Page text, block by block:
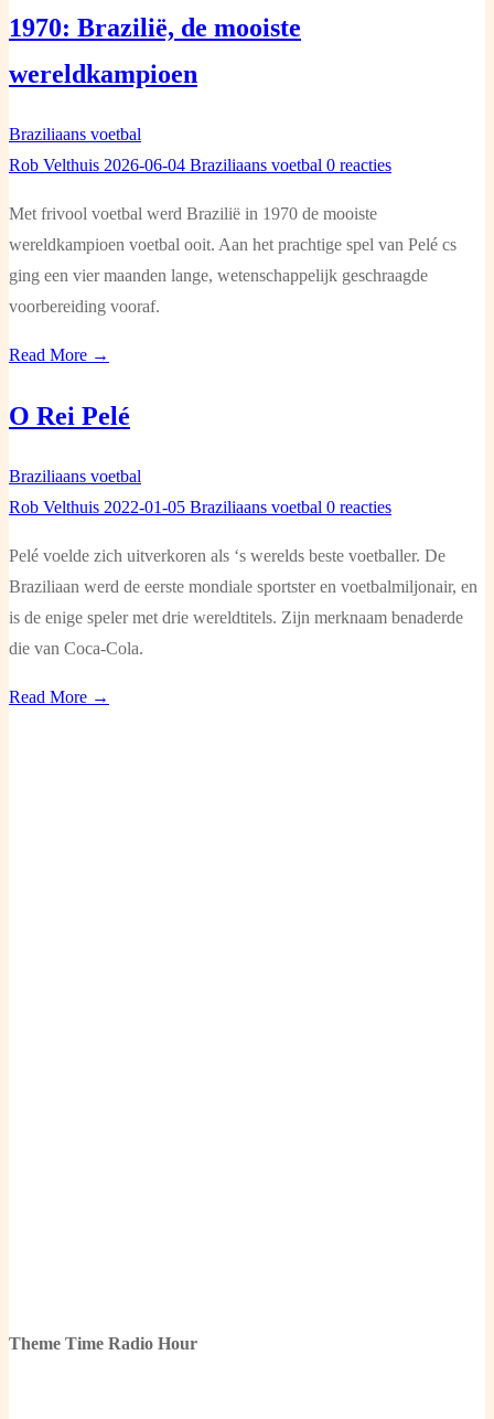
1970: Brazilië, de mooiste
wereldkampioen
Braziliaans voetbal
Rob Velthuis 2026-06-04 Braziliaans voetbal 0 reacties
Met frivool voetbal werd Brazilië in 1970 de mooiste
wereldkampioen voetbal ooit. Aan het prachtige spel van Pelé cs
ging een vier maanden lange, wetenschappelijk geschraagde
voorbereiding vooraf.
Read More →
O Rei Pelé
Braziliaans voetbal
Rob Velthuis 2022-01-05 Braziliaans voetbal 0 reacties
Pelé voelde zich uitverkoren als ‘s werelds beste voetballer. De
Braziliaan werd de eerste mondiale sportster en voetbalmiljonair, en
is de enige speler met drie wereldtitels. Zijn merknaam benaderde
die van Coca-Cola.
Read More →
Theme Time Radio Hour